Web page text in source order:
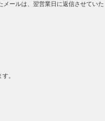
ールは、翌営業日に返信させていた
。